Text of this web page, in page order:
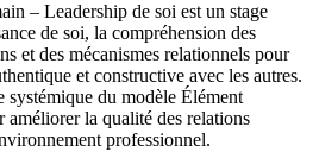
– Leadership de soi est un stage
de soi, la compréhension des
et des mécanismes relationnels pour
et constructive avec les autres.
systémique du modèle Élément
la qualité des relations
professionnel.